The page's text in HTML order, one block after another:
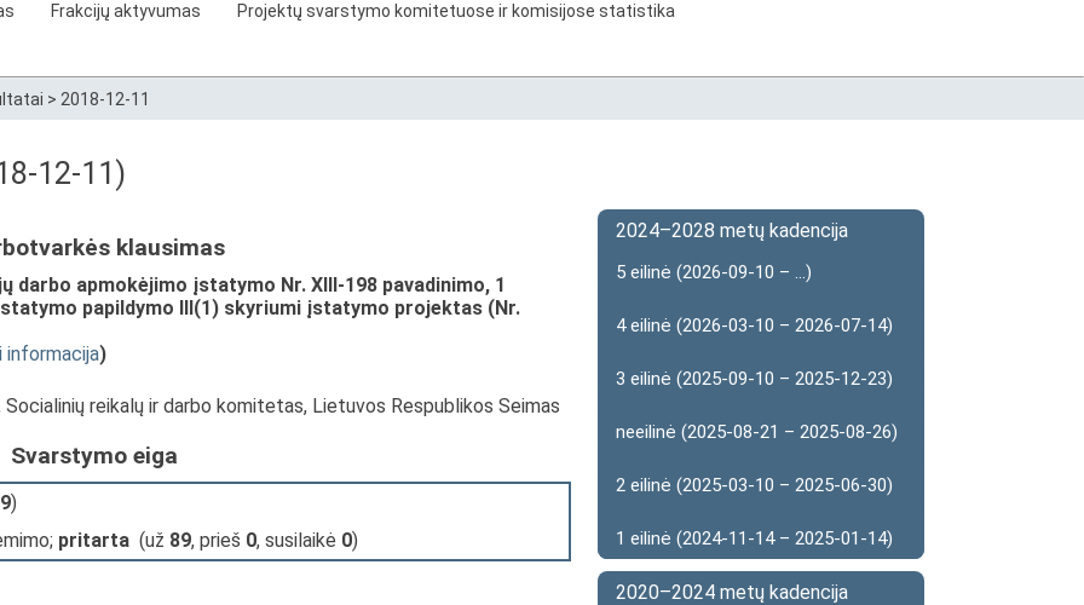
Frakcijų aktyvumas
Projektų svarstymo komitetuose ir komisijose statistika
> 2018-12-11
12-11)
klausimas
darbo apmokėjimo įstatymo Nr. XIII-198 pavadinimo, 1
papildymo III(1) skyriumi įstatymo projektas (Nr.
informacija)
Socialinių reikalų ir darbo komitetas, Lietuvos Respublikos Seimas
Svarstymo eiga
)
pritarta (už 89, prieš 0, susilaikė 0)
2024–2028 metų kadencija
5 eilinė (2026-09-10 – ...)
4 eilinė (2026-03-10 – 2026-07-14)
3 eilinė (2025-09-10 – 2025-12-23)
neeilinė (2025-08-21 – 2025-08-26)
2 eilinė (2025-03-10 – 2025-06-30)
1 eilinė (2024-11-14 – 2025-01-14)
2020–2024 metų kadencija